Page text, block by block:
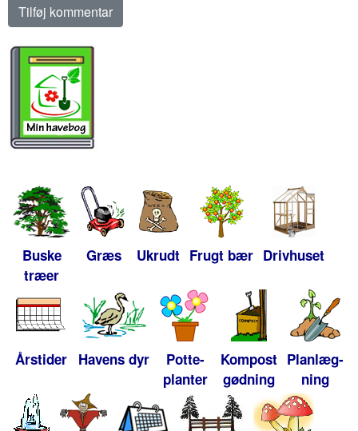
Buske
træer
Græs Ukrudt Frugt bær Drivhuset
Årstider Havens dyr
Potte-
planter
Kompost
gødning
Planlæg-
ning